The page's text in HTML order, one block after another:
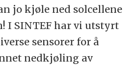
jo kjøle ned solcellene
I SINTEF har vi utstyrt
sensorer for å
nedkjøling av